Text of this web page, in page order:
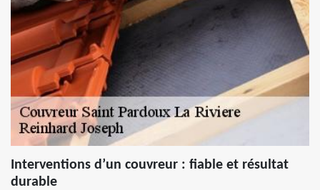
Interventions d’un couvreur : fiable et résultat
durable